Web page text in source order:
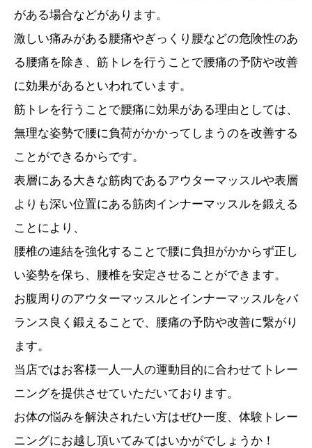
がある場合などがあります。
激しい痛みがある腰痛やぎっくり腰などの危険性のあ
る腰痛を除き、筋トレを行うことで腰痛の予防や改善
に効果があるといわれています。
筋トレを行うことで腰痛に効果がある理由としては、
無理な姿勢で腰に負荷がかかってしまうのを改善する
ことができるからです。
表層にある大きな筋肉であるアウターマッスルや表層
よりも深い位置にある筋肉インナーマッスルを鍛える
ことにより、
腰椎の連結を強化することで腰に負担がかからず正し
い姿勢を保ち、腰椎を安定させることができます。
お腹周りのアウターマッスルとインナーマッスルをバ
ランス良く鍛えることで、腰痛の予防や改善に繋がり
ます。
当店ではお客様一人一人の運動目的に合わせてトレー
ニングを提供させていただいております。
お体の悩みを解決されたい方はぜひ一度、体験トレー
ニングにお越し頂いてみてはいかがでしょうか！